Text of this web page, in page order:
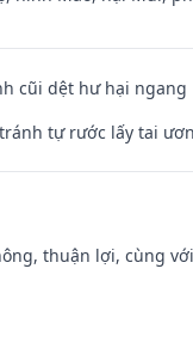
cũi dệt hư hại ngang
tự rước lấy tai
thuận lợi, cùng